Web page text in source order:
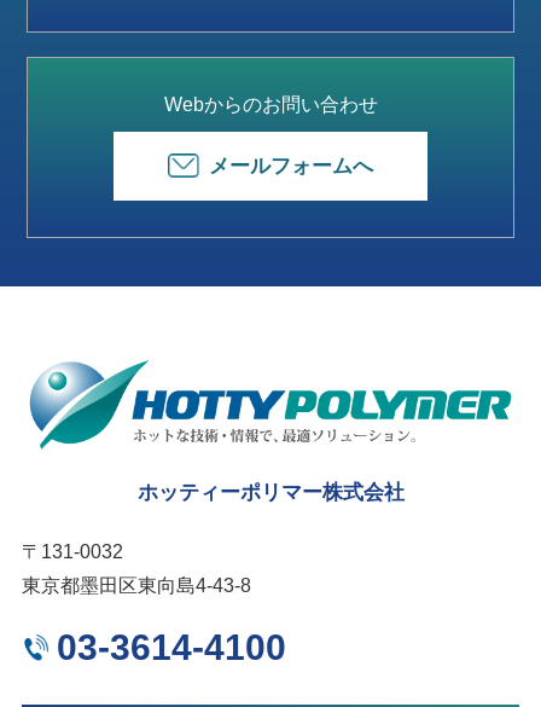
Webからのお問い合わせ
メールフォームへ
ホッティーポリマー株式会社
〒131-0032
東京都墨田区東向島4-43-8
03-3614-4100